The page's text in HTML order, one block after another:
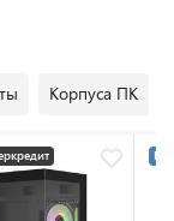
Корпуса ПК
цена